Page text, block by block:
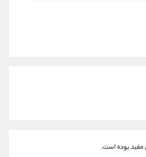
مفید بوده است.